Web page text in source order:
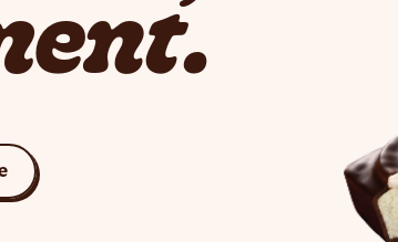
Voir les gâteaux